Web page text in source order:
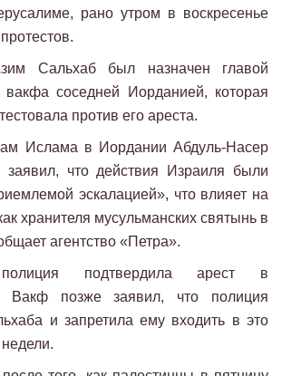
рано утром в воскресенье
Сальхаб был назначен главой
вакфа соседней Иорданией, которая
против его ареста.
Ислама в Иордании Абдуль-Насер
заявил, что действия Израиля были
эскалацией», что влияет на
хранителя мусульманских святынь в
агентство «Петра».
полиция подтвердила арест в
Вакф позже заявил, что полиция
и запретила ему входить в это